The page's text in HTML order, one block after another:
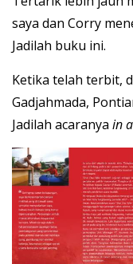
saya dan Corry
Jadilah buku ini.
Ketika telah terbit,
Gadjahmada,
Jadilah acaranya in